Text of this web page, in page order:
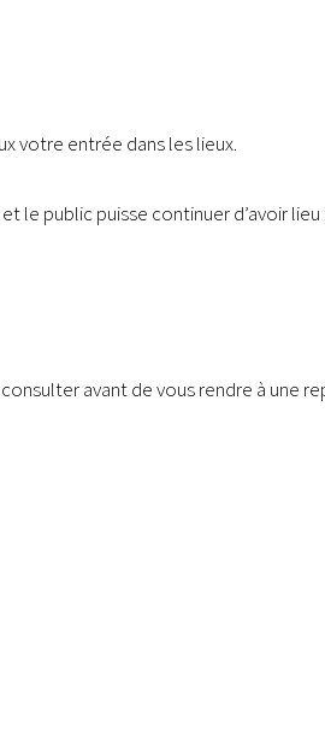
votre entrée dans les lieux.
le public puisse continuer d’avoir lieu :
avant de vous rendre à une